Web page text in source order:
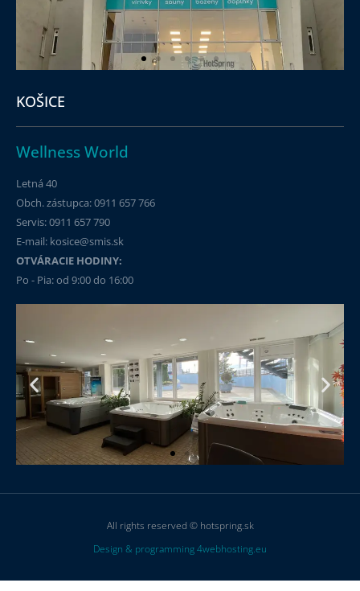
KOŠICE
Wellness World
Letná 40
Obch. zástupca: 0911 657 766
Servis: 0911 657 790​
E-mail: kosice@smis.sk
OTVÁRACIE HODINY:
Po - Pia: od 9:00 do 16:00
All rights reserved © hotspring.sk
Design & programming 4webhosting.eu